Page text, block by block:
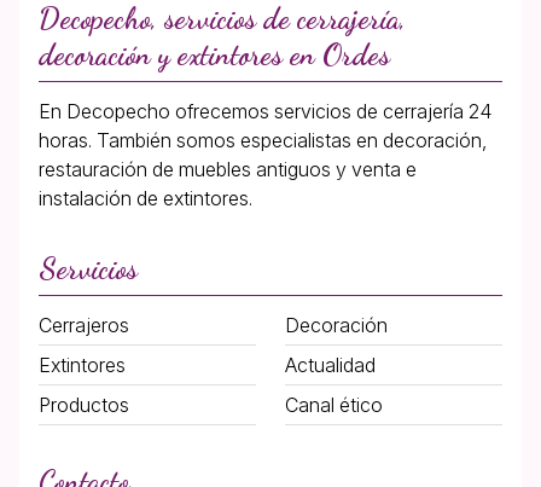
Decopecho, servicios de cerrajería,
decoración y extintores en Ordes
En Decopecho ofrecemos servicios de cerrajería 24
horas. También somos especialistas en decoración,
restauración de muebles antiguos y venta e
instalación de extintores.
Servicios
Cerrajeros
Decoración
Extintores
Actualidad
Productos
Canal ético